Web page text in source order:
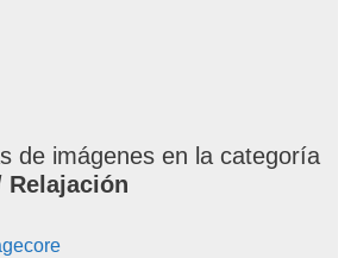
de imágenes en la categoría
Relajación